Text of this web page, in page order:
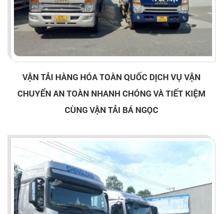
VẬN TẢI HÀNG HÓA TOÀN QUỐC DỊCH VỤ VẬN
CHUYỂN AN TOÀN NHANH CHÓNG VÀ TIẾT KIỆM
CÙNG VẬN TẢI BÁ NGỌC